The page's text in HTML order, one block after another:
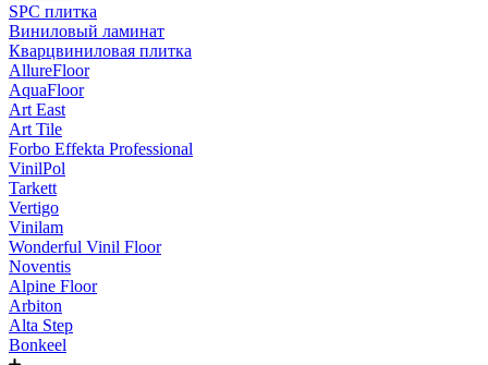
SPC плитка
Виниловый ламинат
Кварцвиниловая плитка
AllureFloor
AquaFloor
Art East
Art Tile
Forbo Effekta Professional
VinilPol
Tarkett
Vertigo
Vinilam
Wonderful Vinil Floor
Noventis
Alpine Floor
Arbiton
Alta Step
Bonkeel